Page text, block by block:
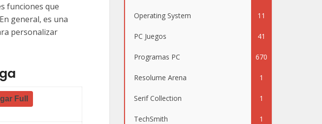
funciones que
general, es una
personalizar
Full
Operating System 11
PC Juegos 41
Programas PC 670
Resolume Arena 1
Serif Collection 1
TechSmith 1